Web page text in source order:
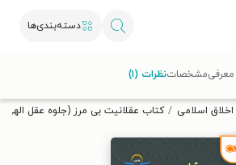
دسته‌بندی‌ها
تخفیف از طاقچه دریافت کن.
اخلاق اسلامی کتاب عقلانیت بی مرز (جلوه عقل الهی
معرفیمشخصاتنظرات (۱)